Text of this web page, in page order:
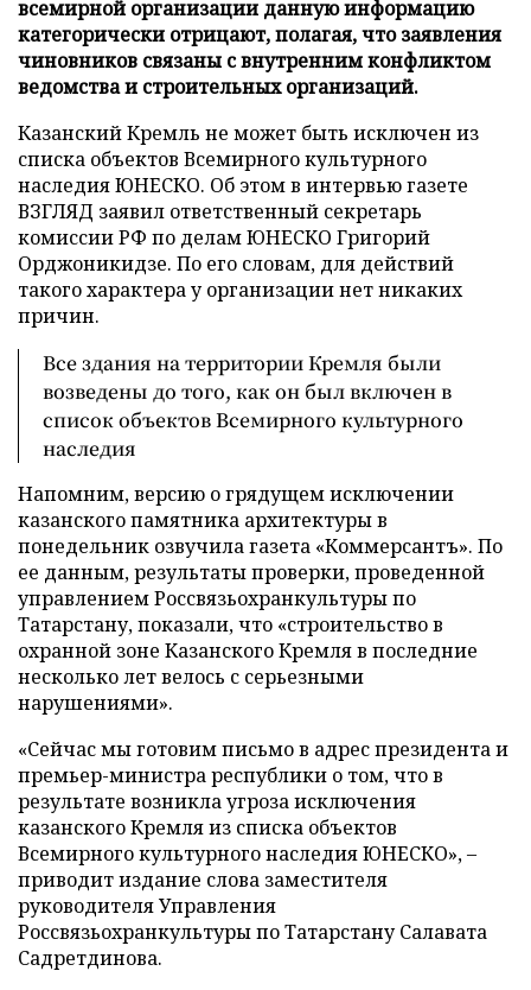
всемирной организации данную информацию
категорически отрицают, полагая, что заявления
чиновников связаны с внутренним конфликтом
ведомства и строительных организаций.
Казанский Кремль не может быть исключен из
списка объектов Всемирного культурного
наследия ЮНЕСКО. Об этом в интервью газете
ВЗГЛЯД заявил ответственный секретарь
комиссии РФ по делам ЮНЕСКО Григорий
Орджоникидзе. По его словам, для действий
такого характера у организации нет никаких
причин.
Все здания на территории Кремля были
возведены до того, как он был включен в
список объектов Всемирного культурного
наследия
Напомним, версию о грядущем исключении
казанского памятника архитектуры в
понедельник озвучила газета «Коммерсантъ». По
ее данным, результаты проверки, проведенной
управлением Россвязьохранкультуры по
Татарстану, показали, что «строительство в
охранной зоне Казанского Кремля в последние
несколько лет велось с серьезными
нарушениями».
«Сейчас мы готовим письмо в адрес президента и
премьер-министра республики о том, что в
результате возникла угроза исключения
казанского Кремля из списка объектов
Всемирного культурного наследия ЮНЕСКО», –
приводит издание слова заместителя
руководителя Управления
Россвязьохранкультуры по Татарстану Салавата
Садретдинова.